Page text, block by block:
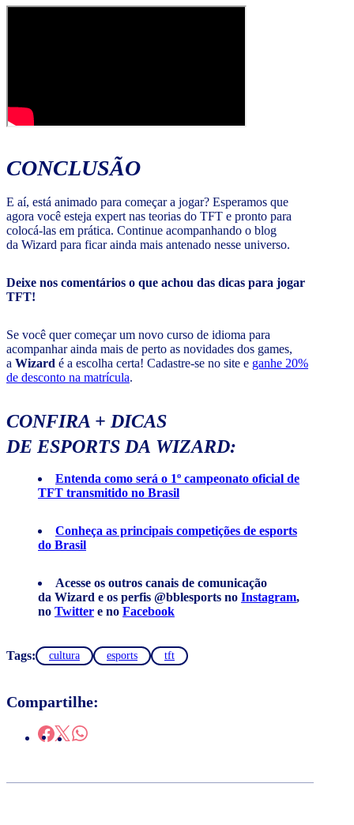
CONCLUSÃO
E aí, está animado para começar a jogar? Esperamos que
agora você esteja expert nas teorias do TFT e pronto para
colocá-las em prática. Continue acompanhando o blog
da Wizard para ficar ainda mais antenado nesse universo.
Deixe nos comentários o que achou das dicas para jogar
TFT!
Se você quer começar um novo curso de idioma para
acompanhar ainda mais de perto as novidades dos games,
a Wizard é a escolha certa! Cadastre-se no site e ganhe 20%
de desconto na matrícula.
CONFIRA + DICAS
DE ESPORTS DA WIZARD:
Entenda como será o 1º campeonato oficial de
TFT transmitido no Brasil
Conheça as principais competições de esports
do Brasil
Acesse os outros canais de comunicação
da Wizard e os perfis @bblesports no Instagram,
no Twitter e no Facebook
Tags: cultura esports tft
Compartilhe: